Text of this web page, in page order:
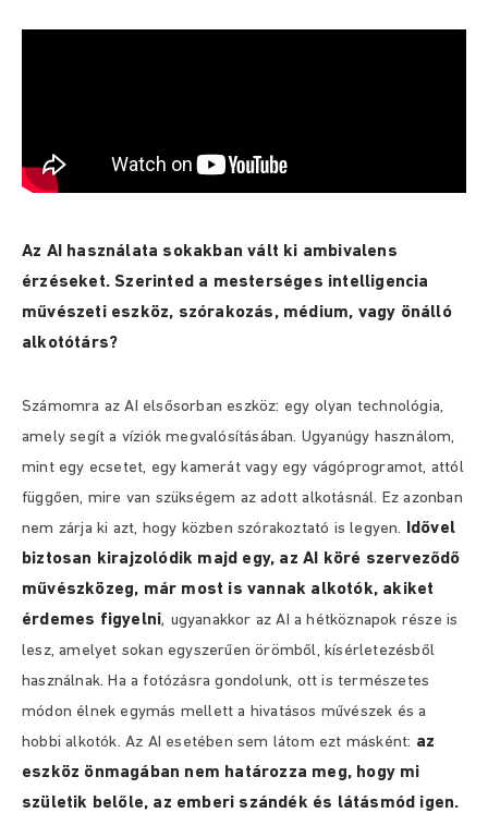
Az AI használata sokakban vált ki ambivalens
érzéseket. Szerinted a mesterséges intelligencia
művészeti eszköz, szórakozás, médium, vagy önálló
alkotótárs?
Számomra az AI elsősorban eszköz: egy olyan technológia,
amely segít a víziók megvalósításában. Ugyanúgy használom,
mint egy ecsetet, egy kamerát vagy egy vágóprogramot, attól
függően, mire van szükségem az adott alkotásnál. Ez azonban
nem zárja ki azt, hogy közben szórakoztató is legyen.
Idővel
biztosan kirajzolódik majd egy, az AI köré szerveződő
művészközeg, már most is vannak alkotók, akiket
érdemes figyelni, ugyanakkor az AI a hétköznapok része is
lesz, amelyet sokan egyszerűen örömből, kísérletezésből
használnak. Ha a fotózásra gondolunk, ott is természetes
módon élnek egymás mellett a hivatásos művészek és a
hobbi alkotók. Az AI esetében sem látom ezt másként: az
eszköz önmagában nem határozza meg, hogy mi
születik belőle, az emberi szándék és látásmód igen.